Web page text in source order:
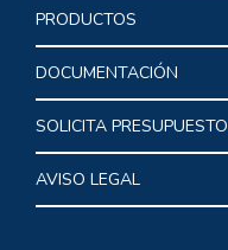
PRODUCTOS
DOCUMENTACIÓN
SOLICITA PRESUPUESTO
AVISO LEGAL